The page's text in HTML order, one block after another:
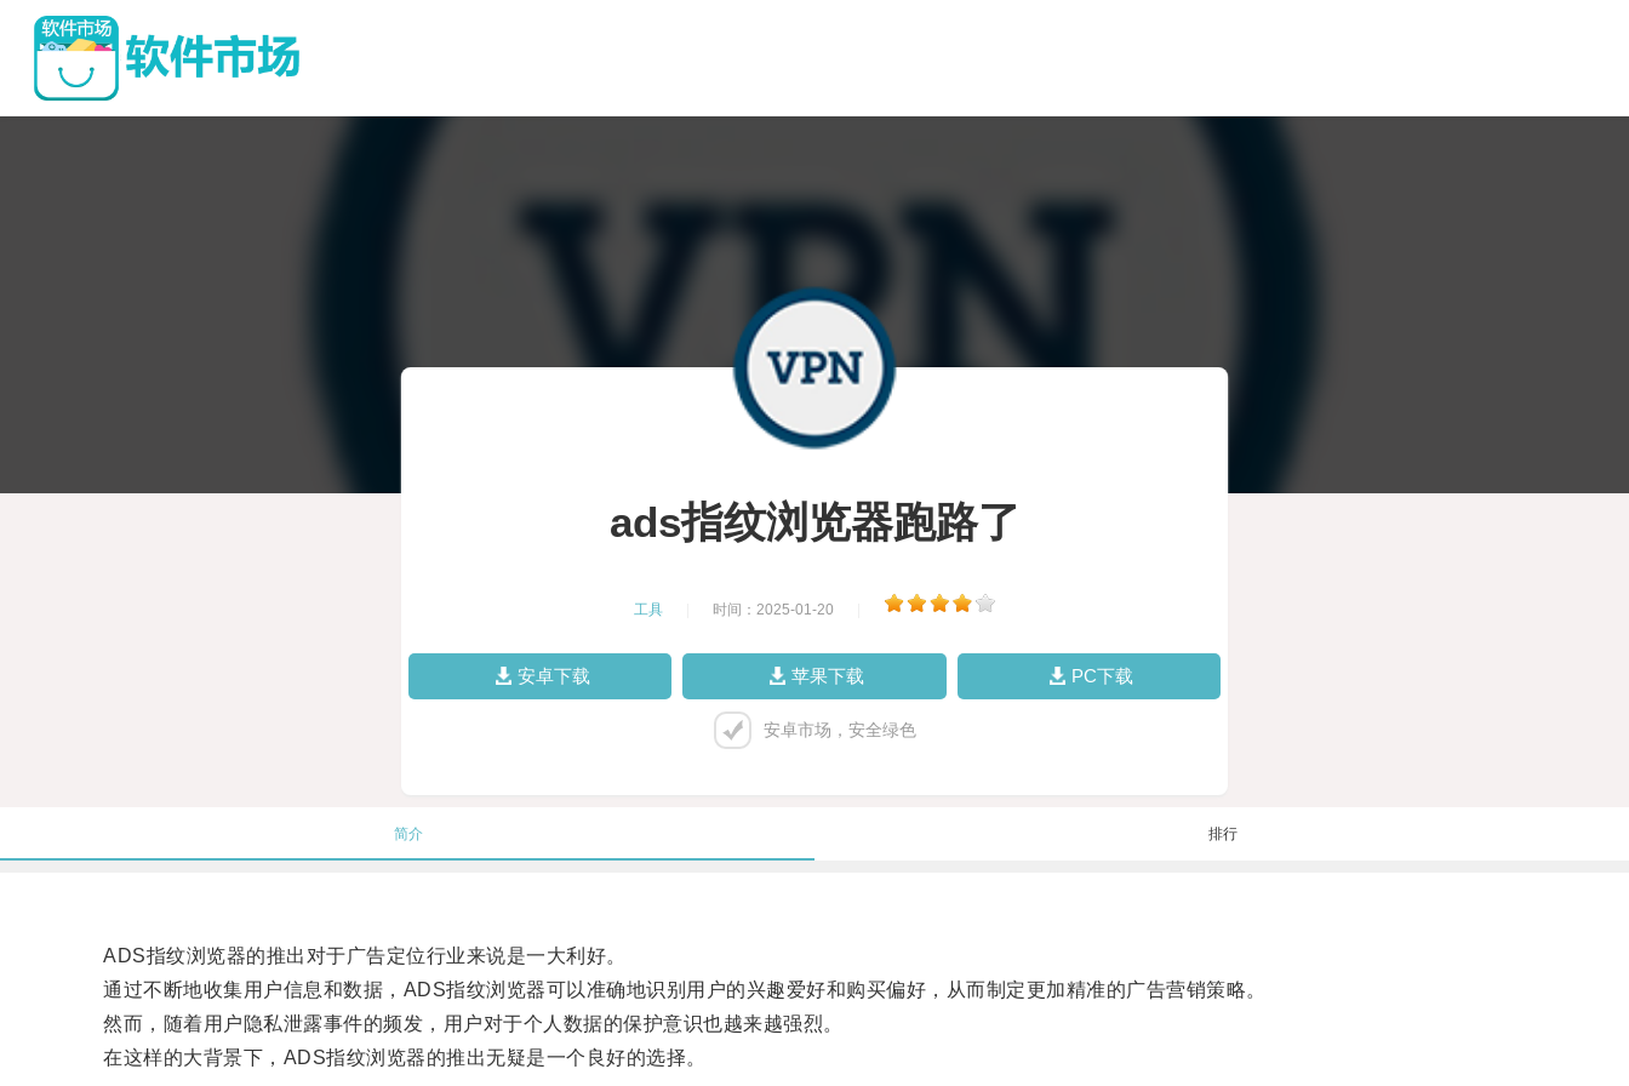
ads指纹浏览器跑路了
工具 时间：2025-01-20
安卓下载 苹果下载 PC下载
安卓市场，安全绿色
简介 排行
ADS指纹浏览器的推出对于广告定位行业来说是一大利好。
通过不断地收集用户信息和数据，ADS指纹浏览器可以准确地识别用户的兴趣爱好和购买偏好，从而制定更加精准的广告营销策略。
然而，随着用户隐私泄露事件的频发，用户对于个人数据的保护意识也越来越强烈。
在这样的大背景下，ADS指纹浏览器的推出无疑是一个良好的选择。